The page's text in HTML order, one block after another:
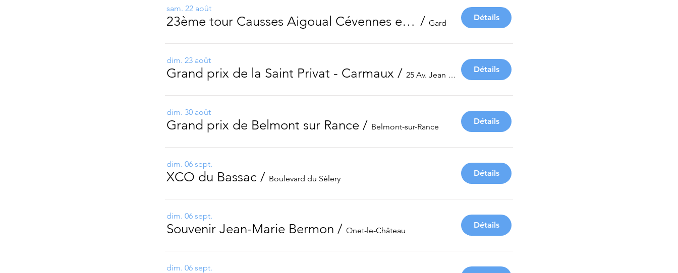
sam. 22 août
23ème tour Causses Aigoual Cévennes et Pays de Sommières /Gard
Détails
dim. 23 août
Grand prix de la Saint Privat - Carmaux / 25 Av. Jean Jaurès
Détails
dim. 30 août
Grand prix de Belmont sur Rance / Belmont-sur-Rance
Détails
dim. 06 sept.
XCO du Bassac / Boulevard du Sélery
Détails
dim. 06 sept.
Souvenir Jean-Marie Bermon / Onet-le-Château
Détails
dim. 06 sept.